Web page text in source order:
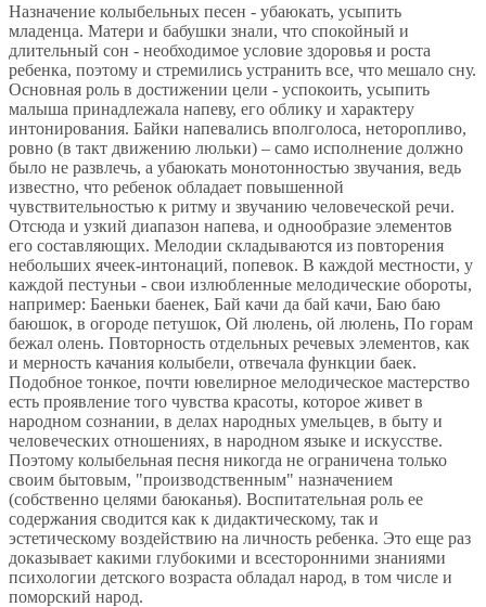
Назначение колыбельных песен - убаюкать, усыпить
младенца. Матери и бабушки знали, что спокойный и
длительный сон - необходимое условие здоровья и роста
ребенка, поэтому и стремились устранить все, что мешало сну.
Основная роль в достижении цели - успокоить, усыпить
малыша принадлежала напеву, его облику и характеру
интонирования. Байки напевались вполголоса, неторопливо,
ровно (в такт движению люльки) – само исполнение должно
было не развлечь, а убаюкать монотонностью звучания, ведь
известно, что ребенок обладает повышенной
чувствительностью к ритму и звучанию человеческой речи.
Отсюда и узкий диапазон напева, и однообразие элементов
его составляющих. Мелодии складываются из повторения
небольших ячеек-интонаций, попевок. В каждой местности, у
каждой пестуньи - свои излюбленные мелодические обороты,
например: Баеньки баенек, Бай качи да бай качи, Баю баю
баюшок, в огороде петушок, Ой люлень, ой люлень, По горам
бежал олень. Повторность отдельных речевых элементов, как
и мерность качания колыбели, отвечала функции баек.
Подобное тонкое, почти ювелирное мелодическое мастерство
есть проявление того чувства красоты, которое живет в
народном сознании, в делах народных умельцев, в быту и
человеческих отношениях, в народном языке и искусстве.
Поэтому колыбельная песня никогда не ограничена только
своим бытовым, "производственным" назначением
(собственно целями баюканья). Воспитательная роль ее
содержания сводится как к дидактическому, так и
эстетическому воздействию на личность ребенка. Это еще раз
доказывает какими глубокими и всесторонними знаниями
психологии детского возраста обладал народ, в том числе и
поморский народ.